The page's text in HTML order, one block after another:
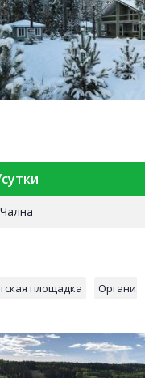
площадка